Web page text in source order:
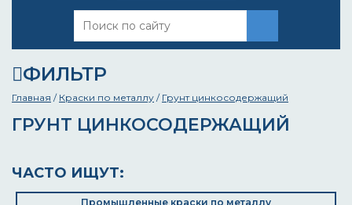
ФИЛЬТР
Главная / Краски по металлу / Грунт цинкосодержащий
ГРУНТ ЦИНКОСОДЕРЖАЩИЙ
ЧАСТО ИЩУТ:
Промышленные краски по металлу